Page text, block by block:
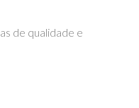
de qualidade e